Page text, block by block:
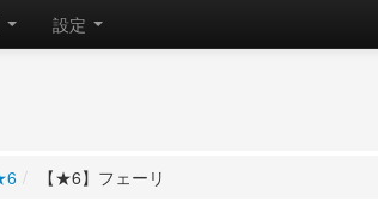
設定
/ 【★6】フェーリ